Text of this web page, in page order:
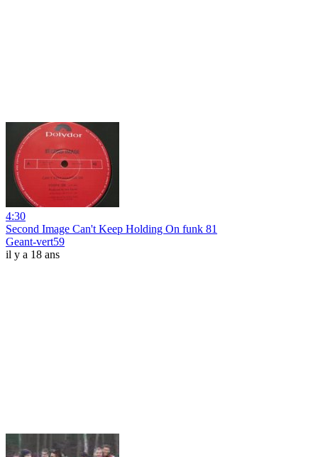
4:30
Second Image Can't Keep Holding On funk 81
Geant-vert59
il y a 18 ans